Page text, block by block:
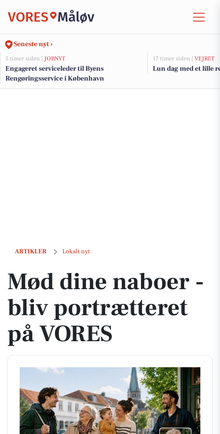
VORES Måløv
Seneste nyt ›
5 timer siden | JOBNYT
Engageret serviceleder til Byens
Rengøringsservice i København
17 timer siden | VEJRET
Lun dag med et lille
ARTIKLER Lokalt nyt
Mød dine naboer - bliv portrætteret på VORES
Mød dine naboer -
bliv portrætteret
på VORES